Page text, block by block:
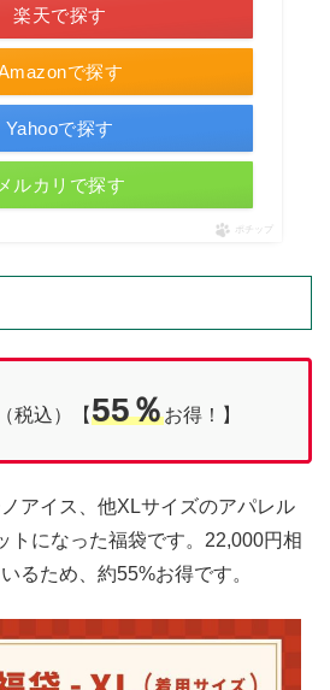
で探す
楽天で探す
Yahooで探す
メルカリで探す
ポチップ
（税込）【55％お得！】
アイス、他XLサイズのアパレル
トになった福袋です。22,000円相
るため、約55%お得です。